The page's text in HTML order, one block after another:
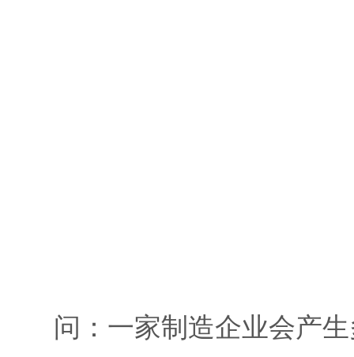
问：一家制造企业会产生